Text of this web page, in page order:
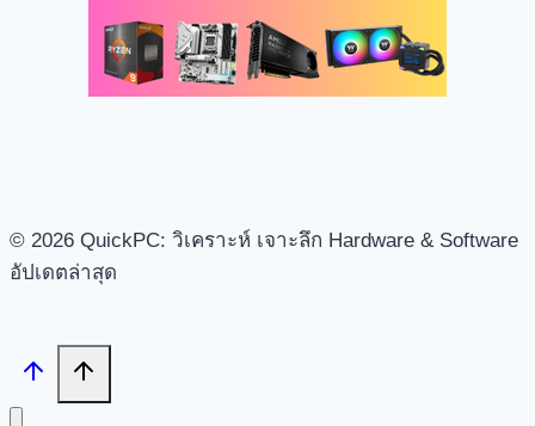
© 2026 QuickPC: วิเคราะห์ เจาะลึก Hardware & Software
อัปเดตล่าสุด